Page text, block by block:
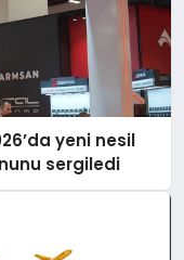
yeni nesil
sergiledi